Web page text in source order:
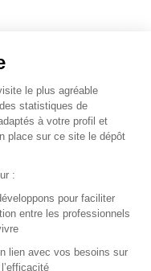
SAFI
le plus agréable
statistiques de
à votre profil et
place sur ce site le dépôt
:
pour faciliter
entre les professionnels
lien avec vos besoins sur